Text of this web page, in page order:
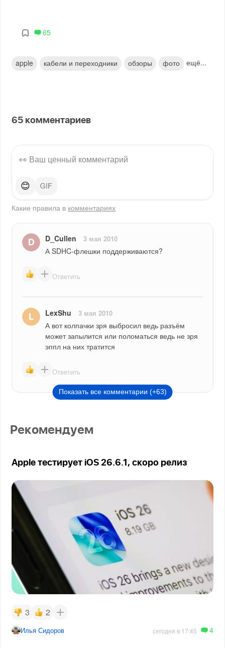
65
apple кабели и переходники обзоры фото ещё...
65 комментариев
😊
Какие правила в комментариях
D_Cullen 3 мая 2010
А SDHC-флешки поддерживаются?
Ответить
LexShu 3 мая 2010
А вот колпачки зря выбросил ведь разъём
может запылится или поломаться ведь не зря
эппл на них тратится
Ответить
Показать все комментарии (+63)
Рекомендуем
Apple тестирует iOS 26.6.1, скоро релиз
3 2
Илья Сидоров сегодня в 17:45 4